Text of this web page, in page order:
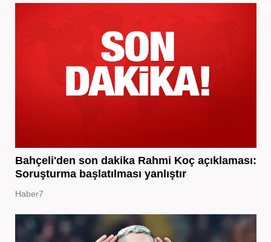
Bahçeli'den son dakika Rahmi Koç açıklaması:
Soruşturma başlatılması yanlıştır
Haber7